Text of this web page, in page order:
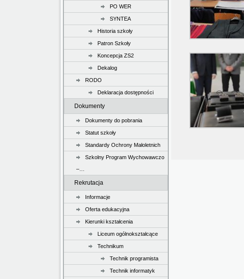
PO WER
SYNTEA
Historia szkoły
Patron Szkoły
Koncepcja ZS2
Dekalog
RODO
Deklaracja dostępności
Dokumenty
Dokumenty do pobrania
Statut szkoły
Standardy Ochrony Małoletnich
Szkolny Program Wychowawczo
–…
Rekrutacja
Informacje
Oferta edukacyjna
Kierunki kształcenia
Liceum ogólnokształcące
Technikum
Technik programista
Technik informatyk